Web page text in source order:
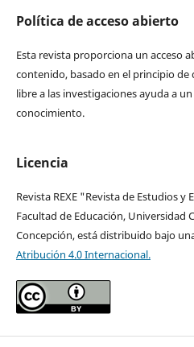
Política de acceso abierto
Esta revista proporciona un acceso
contenido, basado en el principio de
libre a las investigaciones ayuda a
conocimiento.
Licencia
Revista REXE "Revista de Estudios
Facultad de Educación, Universidad
Concepción, está distribuido bajo
Atribución 4.0 Internacional.